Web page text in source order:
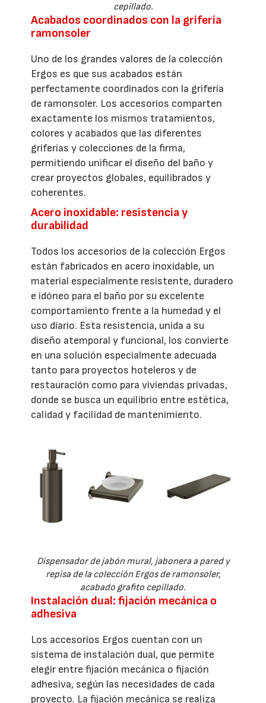
cepillado.
Acabados coordinados con la grifería
ramonsoler
Uno de los grandes valores de la colección
Ergos es que sus acabados están
perfectamente coordinados con la grifería
de ramonsoler. Los accesorios comparten
exactamente los mismos tratamientos,
colores y acabados que las diferentes
griferías y colecciones de la firma,
permitiendo unificar el diseño del baño y
crear proyectos globales, equilibrados y
coherentes.
Acero inoxidable: resistencia y
durabilidad
Todos los accesorios de la colección Ergos
están fabricados en acero inoxidable, un
material especialmente resistente, duradero
e idóneo para el baño por su excelente
comportamiento frente a la humedad y el
uso diario. Esta resistencia, unida a su
diseño atemporal y funcional, los convierte
en una solución especialmente adecuada
tanto para proyectos hoteleros y de
restauración como para viviendas privadas,
donde se busca un equilibrio entre estética,
calidad y facilidad de mantenimiento.
Dispensador de jabón mural, jabonera a pared y
repisa de la colección Ergos de ramonsoler,
acabado grafito cepillado.
Instalación dual: fijación mecánica o
adhesiva
Los accesorios Ergos cuentan con un
sistema de instalación dual, que permite
elegir entre fijación mecánica o fijación
adhesiva, según las necesidades de cada
proyecto. La fijación mecánica se realiza